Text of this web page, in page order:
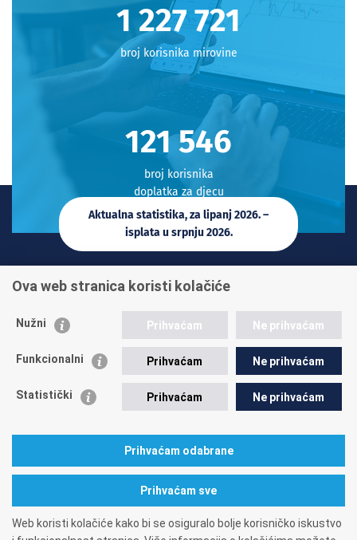
1 233 886
broj korisnika mirovine
122 156
broj korisnika
doplatka za djecu
Aktualna statistika, za lipanj 2026. –
isplata u srpnju 2026.
+385 1 45 95 011
Postavite pitanje
A. Mihanovića 3 10000 Zagreb tel: 01/4595-500
fax: 01/4595-063
Matični broj: 1416626
OIB: 84397956623
Ova web stranica koristi kolačiće
Nužni Prihvaćam Ne prihvaćam
Funkcionalni Prihvaćam Ne prihvaćam
Statistički Prihvaćam Ne prihvaćam
Prihvaćam odabrane
Prihvaćam sve
Web koristi kolačiće kako bi se osiguralo bolje korisničko iskustvo